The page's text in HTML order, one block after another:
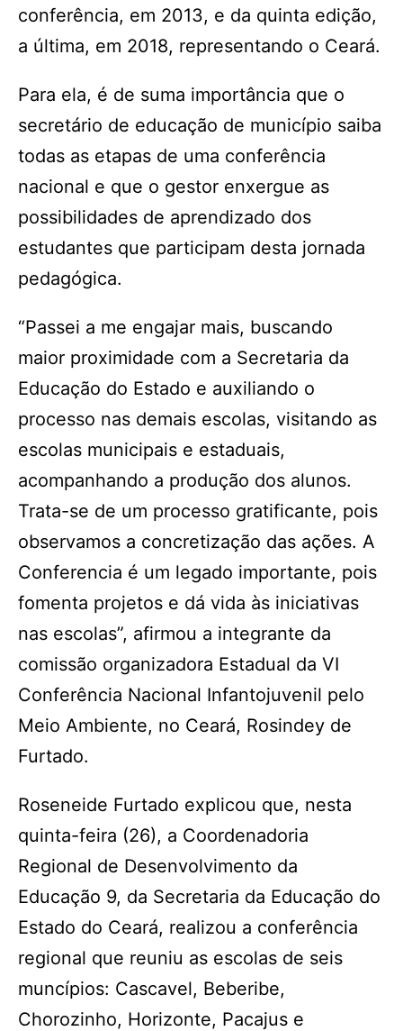
conferência, em 2013, e da quinta edição,
a última, em 2018, representando o Ceará.
Para ela, é de suma importância que o
secretário de educação de município saiba
todas as etapas de uma conferência
nacional e que o gestor enxergue as
possibilidades de aprendizado dos
estudantes que participam desta jornada
pedagógica.
“Passei a me engajar mais, buscando
maior proximidade com a Secretaria da
Educação do Estado e auxiliando o
processo nas demais escolas, visitando as
escolas municipais e estaduais,
acompanhando a produção dos alunos.
Trata-se de um processo gratificante, pois
observamos a concretização das ações. A
Conferencia é um legado importante, pois
fomenta projetos e dá vida às iniciativas
nas escolas”, afirmou a integrante da
comissão organizadora Estadual da VI
Conferência Nacional Infantojuvenil pelo
Meio Ambiente, no Ceará, Rosindey de
Furtado.
Roseneide Furtado explicou que, nesta
quinta-feira (26), a Coordenadoria
Regional de Desenvolvimento da
Educação 9, da Secretaria da Educação do
Estado do Ceará, realizou a conferência
regional que reuniu as escolas de seis
muncípios: Cascavel, Beberibe,
Chorozinho, Horizonte, Pacajus e